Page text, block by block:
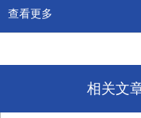
查看更多
相关文